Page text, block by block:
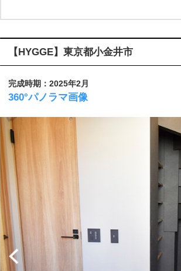
【HYGGE】東京都小金井市
完成時期：2025年2月
360°パノラマ画像